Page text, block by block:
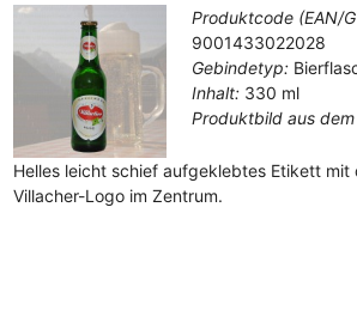
Produktcode (EAN/
9001433022028
Gebindetyp:
Inhalt:330 ml
Produktbild aus
Helles leicht schief aufgeklebtes Etikett
Villacher-Logo im Zentrum.